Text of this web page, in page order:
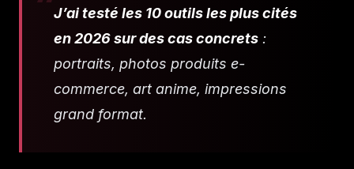
J’ai testé les 10 outils les plus cités
en 2026 sur des cas concrets :
portraits, photos produits e-
commerce, art anime, impressions
grand format.